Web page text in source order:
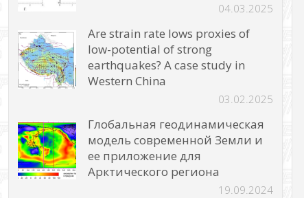
04.03.2025
Are strain rate lows proxies of
low-potential of strong
earthquakes? A case study in
Western China
03.02.2025
Глобальная геодинамическая
модель современной Земли и
ее приложение для
Арктического региона
19.09.2024